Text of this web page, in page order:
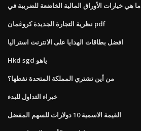
ما هي خيارات الأوراق المالية الخاضعة للضريبة في
نظرية التجارة الجديدة كروغمان pdf
افضل بطاقات الهدايا على الانترنت استراليا
Hkd sgd ياهو
من أين تشتري المملكة المتحدة نفطها؟
خبراء التداول للبدء
القيمة الاسمية 10 دولارات للسهم المفضل